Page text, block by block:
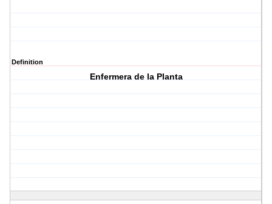
Definition
Enfermera de la Planta